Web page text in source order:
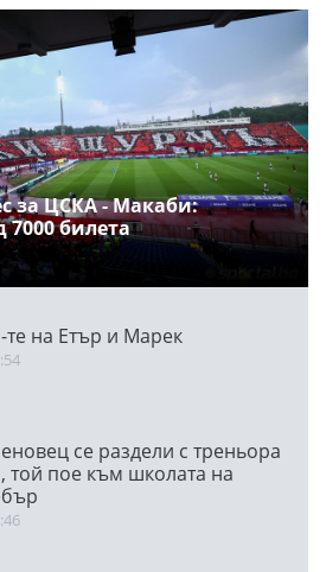
за ЦСКА - Макаби:
7000 билета
те на Етър и Марек
се раздели с треньора
той пое към школата на